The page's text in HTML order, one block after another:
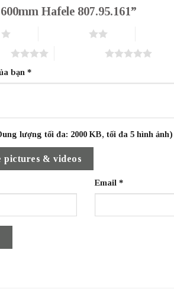
Hafele 807.95.161”
bạn*
lượng tối đa: 2000 KB, tối đa 5 hình ảnh)
pictures & videos
Email *